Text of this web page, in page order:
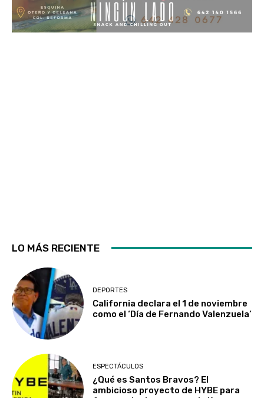
LO MÁS RECIENTE
DEPORTES
California declara el 1 de noviembre
como el ‘Día de Fernando Valenzuela’
ESPECTÁCULOS
¿Qué es Santos Bravos? El
ambicioso proyecto de HYBE para